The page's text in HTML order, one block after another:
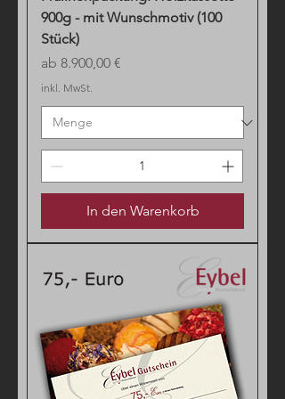
900g - mit Wunschmotiv (100
Stück)
ab 8.900,00 €
Sale-Preis
inkl. MwSt.
In den Warenkorb